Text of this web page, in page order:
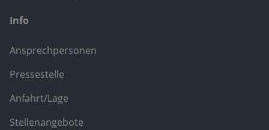
Info
Ansprechpersonen
Pressestelle
Anfahrt/Lage
Stellenangebote